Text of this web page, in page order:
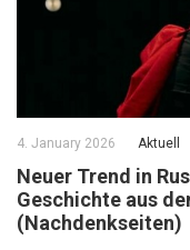
4. January 2026 Aktuell
Neuer Trend in
Geschichte aus
(Nachdenkseiten)